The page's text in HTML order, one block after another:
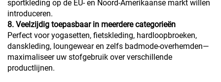
sportkleding op de EU- en Noord-Amerikaanse markt willen
introduceren.
8. Veelzijdig toepasbaar in meerdere categorieën
Perfect voor yogasetten, fietskleding, hardloopbroeken,
danskleding, loungewear en zelfs badmode-overhemden—
maximaliseer uw stofgebruik over verschillende
productlijnen.